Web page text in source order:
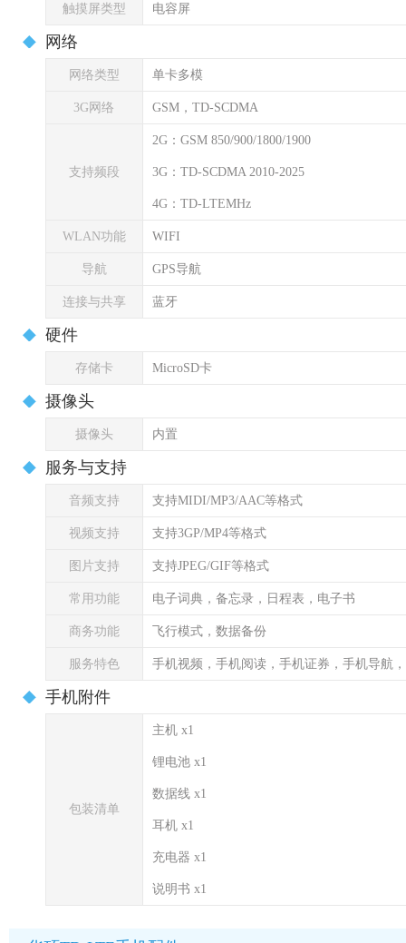
触摸屏类型 电容屏
网络
网络类型 单卡多模
3G网络 GSM，TD-SCDMA
支持频段
2G：GSM 850/900/1800/1900
3G：TD-SCDMA 2010-2025
4G：TD-LTEMHz
WLAN功能 WIFI
导航 GPS导航
连接与共享 蓝牙
硬件
存储卡 MicroSD卡
摄像头
摄像头 内置
服务与支持
音频支持 支持MIDI/MP3/AAC等格式
视频支持 支持3GP/MP4等格式
图片支持 支持JPEG/GIF等格式
常用功能 电子词典，备忘录，日程表，电子书
商务功能 飞行模式，数据备份
服务特色 手机视频，手机阅读，手机证券，手机导航
手机附件
包装清单
主机 x1
锂电池 x1
数据线 x1
耳机 x1
充电器 x1
说明书 x1